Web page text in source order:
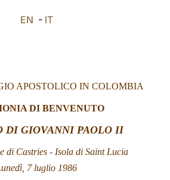
LATINE
EN - IT
APOSTOLICO IN COLOMBIA
DI BENVENUTO
DI GIOVANNI PAOLO II
di Castries - Isola di Saint Lucia
7 luglio 1986